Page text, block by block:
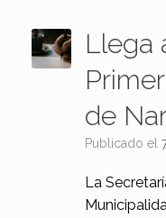
Llega
de
Publicado el
La